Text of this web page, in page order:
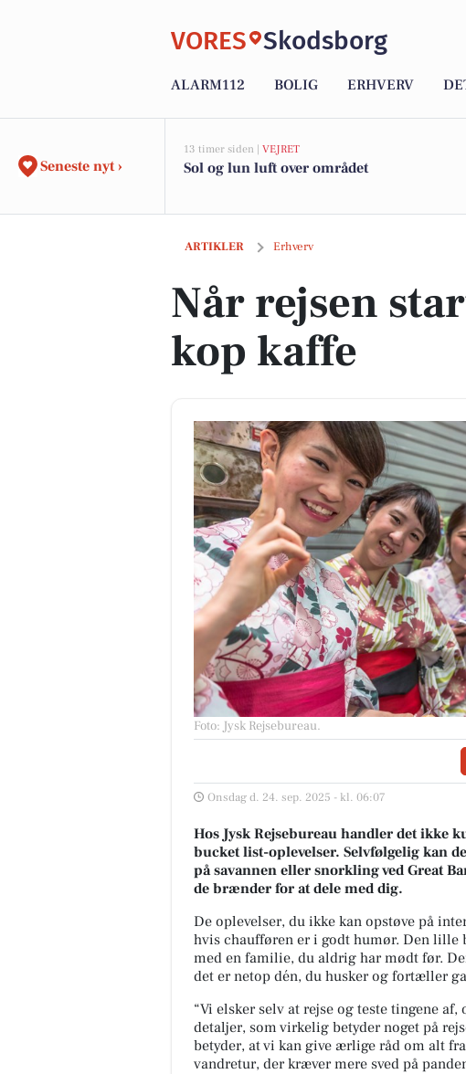
VORES Skodsborg
ALARM112 BOLIG ERHVERV
Seneste nyt ›
13 timer siden | VEJRET
Sol og lun luft over området
ARTIKLER Erhverv
Når rejsen starter med en kop kaffe
Når rejsen
kop kaffe
Foto: Jysk Rejsebureau.
Onsdag d. 24. sep. 2025 - kl. 06:07
Hos Jysk Rejsebureau handler det ikke
bucket list-oplevelser. Selvfølgelig kan
på savannen eller snorkling ved Great
de brænder for at dele med dig.
De oplevelser, du ikke kan opstøve på
hvis chaufføren er i godt humør. Den lille
med en familie, du aldrig har mødt før.
det er netop dén, du husker og fortæller
“Vi elsker selv at rejse og teste tingene
detaljer, som virkelig betyder noget på
betyder, at vi kan give ærlige råd om alt
vandretur, der kræver mere sved på